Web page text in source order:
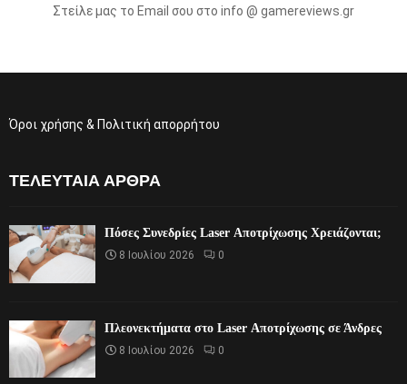
Στείλε μας το Email σου στο info @ gamereviews.gr
Όροι χρήσης & Πολιτική απορρήτου
ΤΕΛΕΥΤΑΊΑ ΆΡΘΡΑ
Πόσες Συνεδρίες Laser Αποτρίχωσης Χρειάζονται;
8 Ιουλίου 2026 0
Πλεονεκτήματα στο Laser Αποτρίχωσης σε Άνδρες
8 Ιουλίου 2026 0